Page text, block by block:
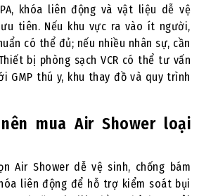
khóa liên động và vật liệu dễ vệ
tiên. Nếu khu vực ra vào ít người,
có thể đủ; nếu nhiều nhân sự, cần
bị phòng sạch VCR có thể tư vấn
GMP thú y, khu thay đồ và quy trình
mua Air Shower loại
Air Shower dễ vệ sinh, chống bám
liên động để hỗ trợ kiểm soát bụi